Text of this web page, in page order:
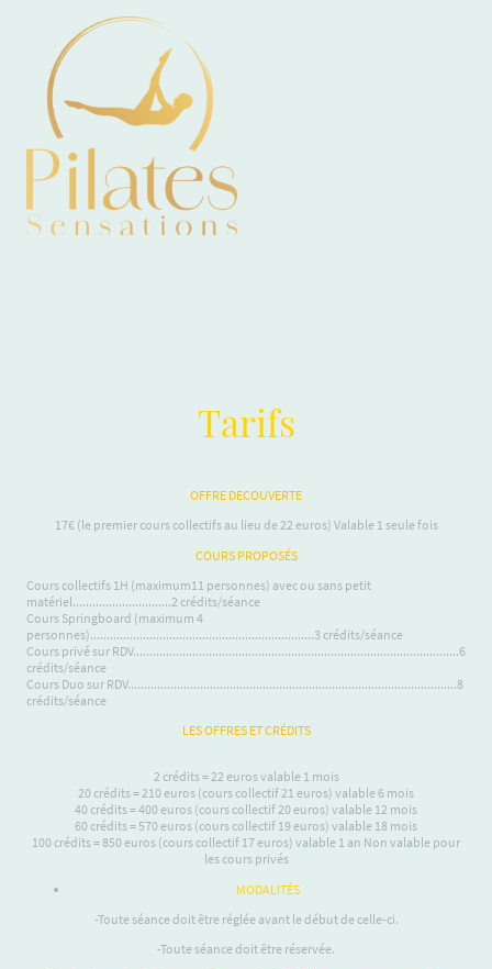
Tarifs
OFFRE DECOUVERTE
17€ (le premier cours collectifs au lieu de 22 euros) Valable 1 seule fois
COURS PROPOSÉS
Cours collectifs 1H (maximum11 personnes) avec ou sans petit
matériel..............................2 crédits/séance
Cours Springboard (maximum 4
personnes)....................................................................3 crédits/séance
Cours privé sur RDV...................................................................................................6
crédits/séance
Cours Duo sur RDV....................................................................................................8
crédits/séance
LES OFFRES ET CRÉDITS
2 crédits = 22 euros valable 1 mois
20 crédits = 210 euros (cours collectif 21 euros) valable 6 mois
40 crédits = 400 euros (cours collectif 20 euros) valable 12 mois
60 crédits = 570 euros (cours collectif 19 euros) valable 18 mois
100 crédits = 850 euros (cours collectif 17 euros) valable 1 an Non valable pour
les cours privés
MODALITÉS
-Toute séance doit être réglée avant le début de celle-ci.
-Toute séance doit être réservée.